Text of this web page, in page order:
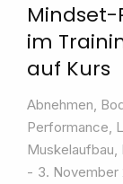
Mindset-
im
auf Kurs
Abnehmen,
Performance,
Muskelaufbau,
3. November